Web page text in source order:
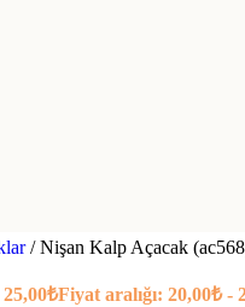
/ Nişan Kalp Açacak
25,00₺Fiyat aralığı: 20,00₺ -